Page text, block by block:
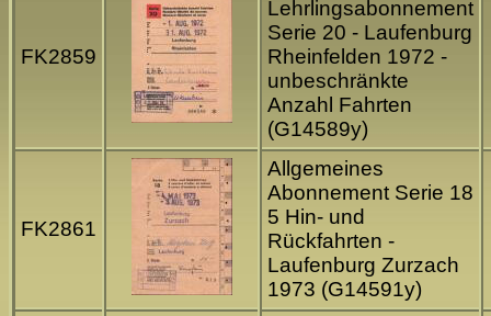
FK2859
Lehrlingsabonnement
Serie 20 - Laufenburg
Rheinfelden 1972 -
unbeschränkte
Anzahl Fahrten
(G14589y)
FK2861
Allgemeines
Abonnement Serie 18
5 Hin- und
Rückfahrten -
Laufenburg Zurzach
1973 (G14591y)